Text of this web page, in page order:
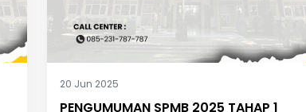
20 Jun 2025
PENGUMUMAN SPMB 2025 TAHAP 1